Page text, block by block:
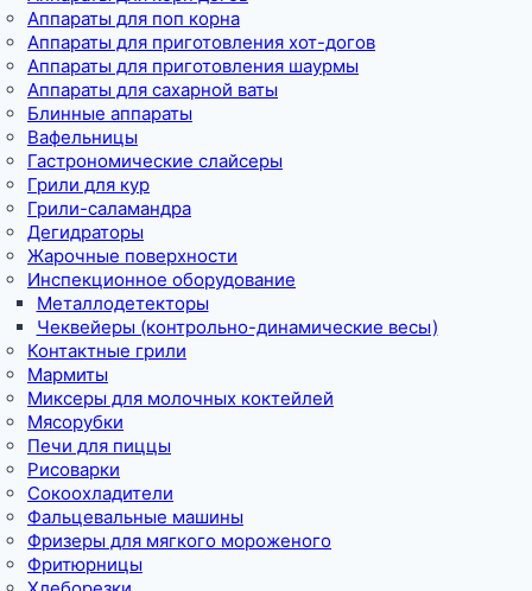
Аппараты для поп корна
Аппараты для приготовления хот-догов
Аппараты для приготовления шаурмы
Аппараты для сахарной ваты
Блинные аппараты
Вафельницы
Гастрономические слайсеры
Грили для кур
Грили-саламандра
Дегидраторы
Жарочные поверхности
Инспекционное оборудование
Металлодетекторы
Чеквейеры (контрольно-динамические весы)
Контактные грили
Мармиты
Миксеры для молочных коктейлей
Мясорубки
Печи для пиццы
Рисоварки
Сокоохладители
Фальцевальные машины
Фризеры для мягкого мороженого
Фритюрницы